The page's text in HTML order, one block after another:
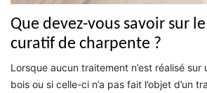
Que devez-vous savoir sur
curatif de charpente ?
Lorsque aucun traitement n’est réalisé sur
bois ou si celle-ci n’a pas fait l’objet d’un